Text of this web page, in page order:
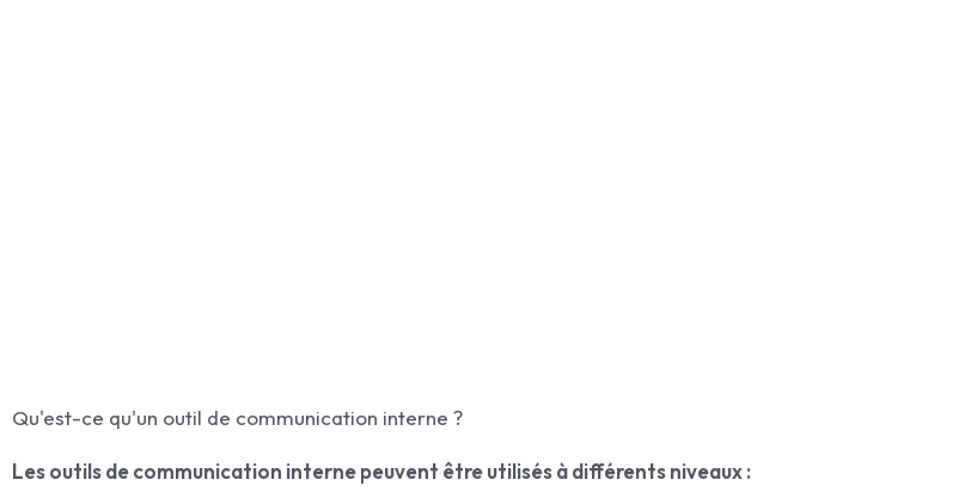
Qu'est-ce qu'un outil de communication interne ?
Les outils de communication interne peuvent être utilisés à différents niveaux :